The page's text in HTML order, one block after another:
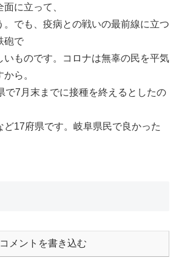
に立って、
。でも、疫病との戦いの最前線に立つ
砲で
いものです。コロナは無辜の民を平気
ら。
で7月末までに接種を終えるとしたの
ど17府県です。岐阜県民で良かった
コメントを書き込む